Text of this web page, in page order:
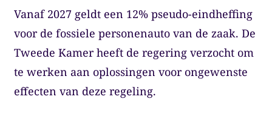
Vanaf 2027 geldt een 12% pseudo-eindheffing
voor de fossiele personenauto van de zaak. De
Tweede Kamer heeft de regering verzocht om
te werken aan oplossingen voor ongewenste
effecten van deze regeling.